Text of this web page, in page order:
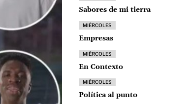
Sabores de mi tierra
MIÉRCOLES
Empresas
MIÉRCOLES
En Contexto
MIÉRCOLES
Política al punto